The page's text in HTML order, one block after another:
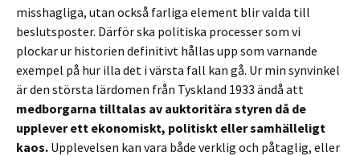
misshagliga, utan också farliga element blir valda till
beslutsposter. Därför ska politiska processer som vi
plockar ur historien definitivt hållas upp som varnande
exempel på hur illa det i värsta fall kan gå. Ur min synvinkel
är den största lärdomen från Tyskland 1933 ändå att
medborgarna tilltalas av auktoritära styren då de
upplever ett ekonomiskt, politiskt eller samhälleligt
kaos. Upplevelsen kan vara både verklig och påtaglig, eller